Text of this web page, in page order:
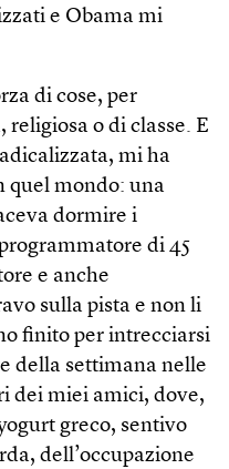
e Obama mi
di cose, per
o di classe. E
mi ha
quel mondo: una
dormire i
di 45
e anche
sulla pista e non li
finito per intrecciarsi
della settimana nelle
dei miei amici, dove,
greco, sentivo
dell’occupazione